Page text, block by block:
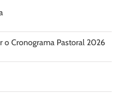
o Cronograma Pastoral 2026